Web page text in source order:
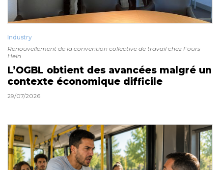
Industry
Renouvellement de la convention collective de travail chez Fours
Hein
L’OGBL obtient des avancées malgré un
contexte économique difficile
29/07/2026